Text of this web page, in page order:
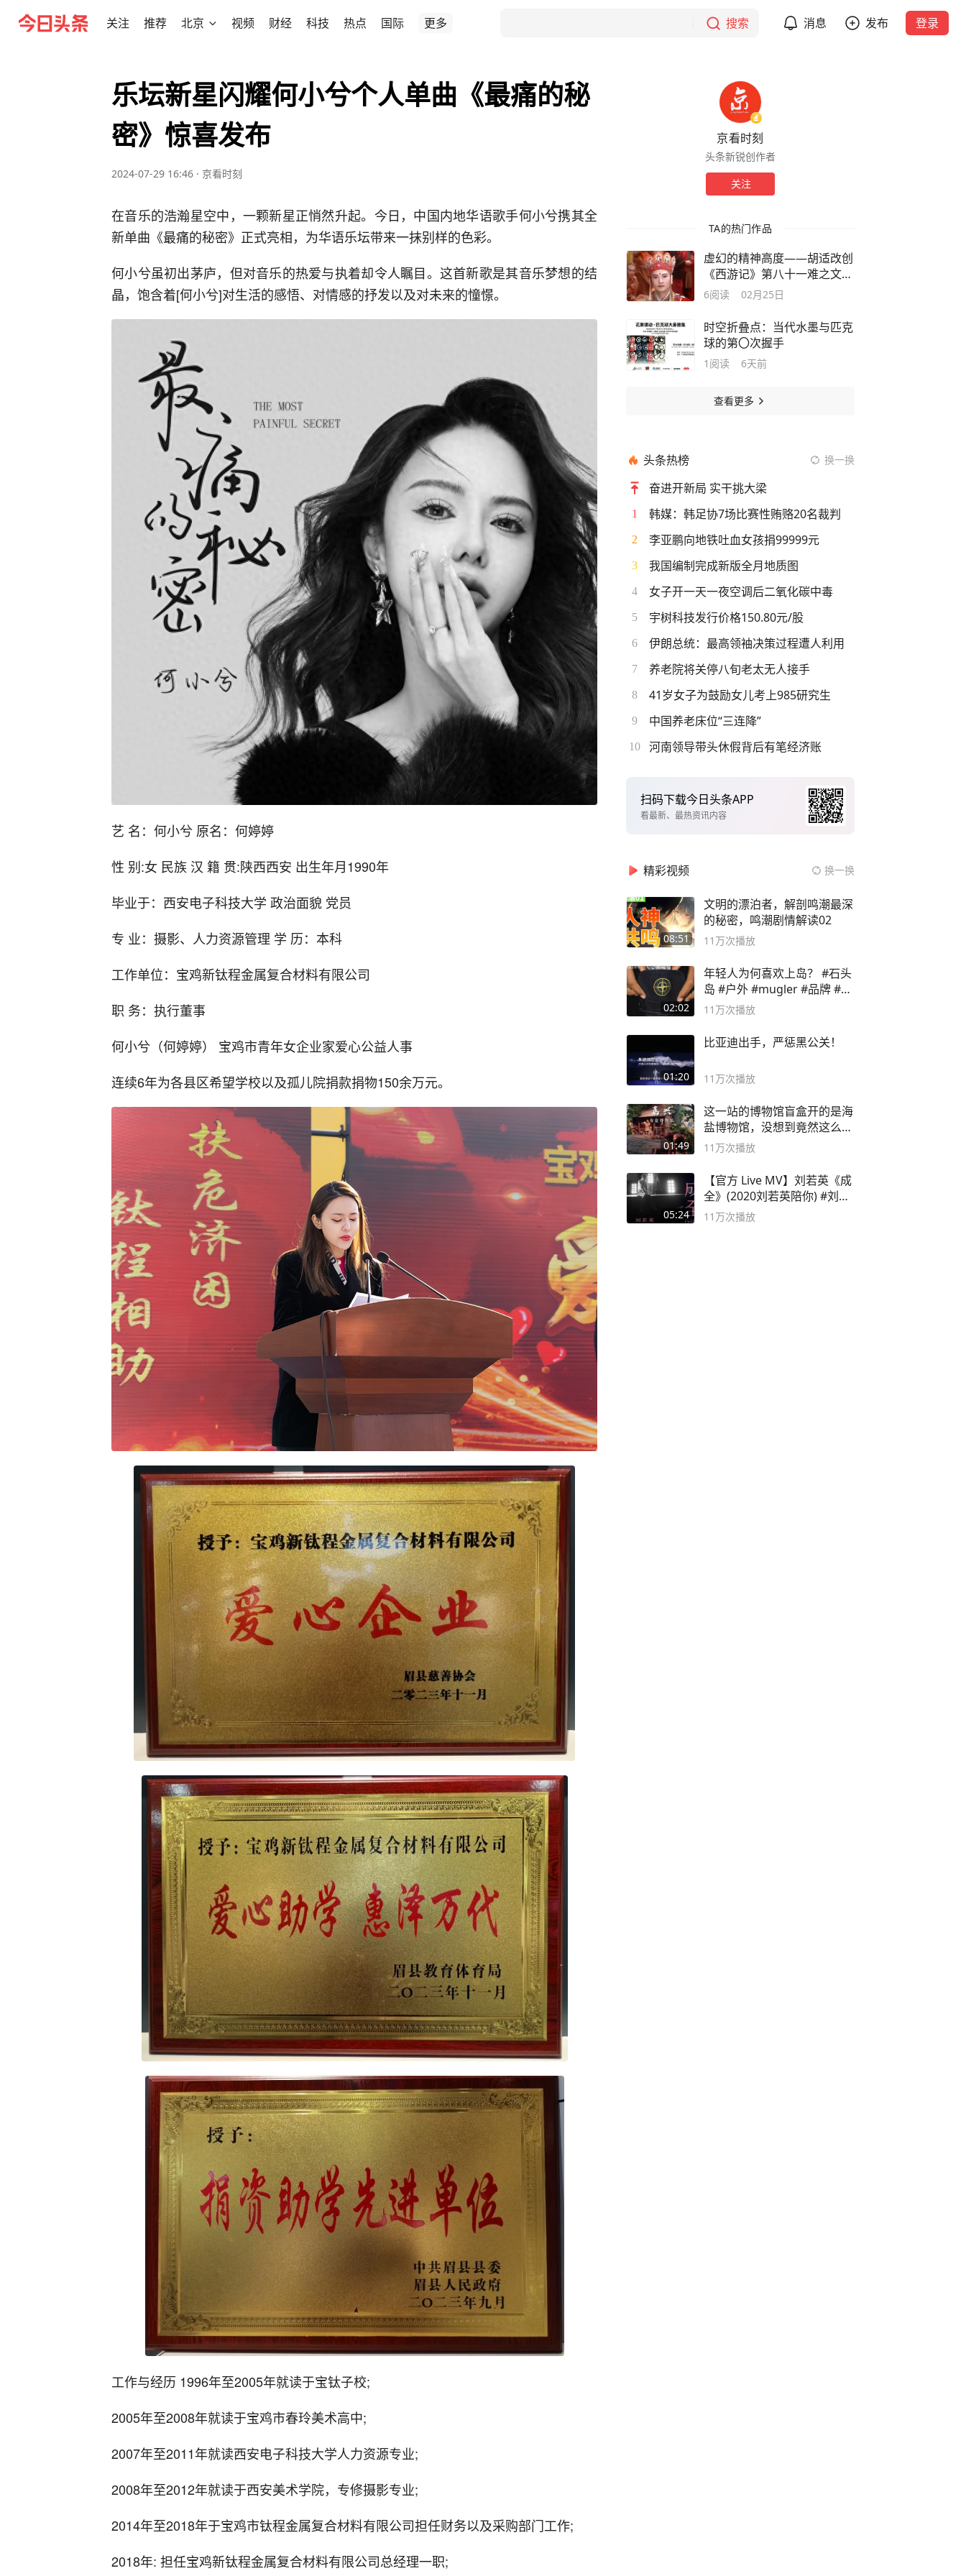
关注 推荐 北京 视频 财经 科技 热点 国际 更多 搜索 消息 发布 登录
乐坛新星闪耀何小兮个人单曲《最痛的秘
密》惊喜发布
2024-07-29 16:46 · 京看时刻
在音乐的浩瀚星空中，一颗新星正悄然升起。今日，中国内地华语歌手何小兮携其全
新单曲《最痛的秘密》正式亮相，为华语乐坛带来一抹别样的色彩。
何小兮虽初出茅庐，但对音乐的热爱与执着却令人瞩目。这首新歌是其音乐梦想的结
晶，饱含着[何小兮]对生活的感悟、对情感的抒发以及对未来的憧憬。
艺 名：何小兮 原名：何婷婷
性 别:女 民族 汉 籍 贯:陕西西安 出生年月1990年
毕业于：西安电子科技大学 政治面貌 党员
专 业：摄影、人力资源管理 学 历：本科
工作单位：宝鸡新钛程金属复合材料有限公司
职 务：执行董事
何小兮（何婷婷） 宝鸡市青年女企业家爱心公益人事
连续6年为各县区希望学校以及孤儿院捐款捐物150余万元。
工作与经历 1996年至2005年就读于宝钛子校;
2005年至2008年就读于宝鸡市春玲美术高中;
2007年至2011年就读西安电子科技大学人力资源专业;
2008年至2012年就读于西安美术学院，专修摄影专业;
2014年至2018年于宝鸡市钛程金属复合材料有限公司担任财务以及采购部门工作;
2018年: 担任宝鸡新钛程金属复合材料有限公司总经理一职;
京看时刻
头条新锐创作者
关注
TA的热门作品
虚幻的精神高度——胡适改创
《西游记》第八十一难之文化
生态新论
6阅读 02月25日
时空折叠点：当代水墨与匹克
球的第〇次握手
1 阅读 6天前
查看更多
头条热榜 换一换
奋进开新局 实干挑大梁
1 韩媒：韩足协7场比赛性贿赂20名裁判
2 李亚鹏向地铁吐血女孩捐99999元
3 我国编制完成新版全月地质图
4 女子开一天一夜空调后二氧化碳中毒
5 宇树科技发行价格150.80元/股
6 伊朗总统：最高领袖决策过程遭人利用
7 养老院将关停八旬老太无人接手
8 41岁女子为鼓励女儿考上985研究生
9 中国养老床位“三连降”
10 河南领导带头休假背后有笔经济账
扫码下载今日头条APP
看最新、最热资讯内容
精彩视频 换一换
08:51
文明的漂泊者，解剖鸣潮最深
的秘密，鸣潮剧情解读02
11万次播放
02:02
年轻人为何喜欢上岛？ #石头
岛 #户外 #mugler #品牌 #足
球流氓
11万次播放
01:20
比亚迪出手，严惩黑公关！
11万次播放
01:49
这一站的博物馆盲盒开的是海
盐博物馆，没想到竟然这么好
逛！
11万次播放
05:24
【官方 Live MV】刘若英《成
全》(2020刘若英陪你) #刘若
英 #成全
11万次播放